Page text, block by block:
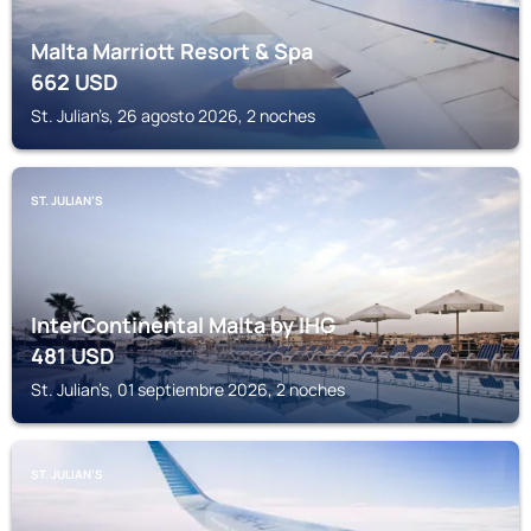
Malta Marriott Resort & Spa
662USD
St. Julian’s, 26 agosto 2026, 2 noches
ST. JULIAN’S
InterContinental Malta by IHG
481USD
St. Julian’s, 01 septiembre 2026, 2 noches
ST. JULIAN’S